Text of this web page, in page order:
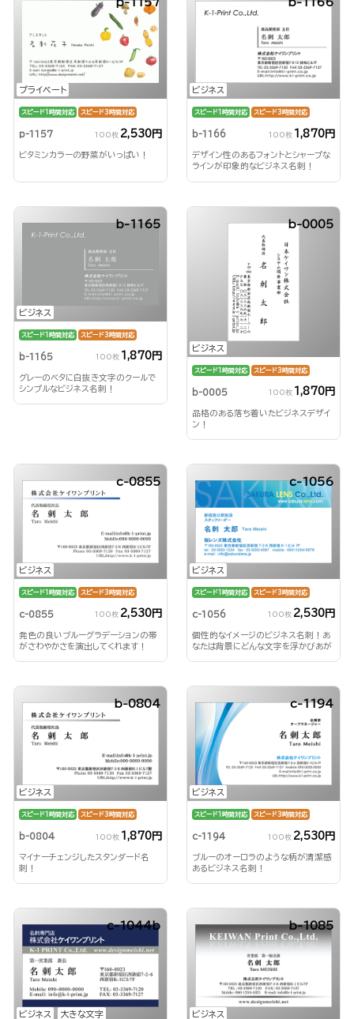
プライベート
スピード1時間対応 スピード3時間対応
p-1157 100枚 2,530円
ビタミンカラーの野菜がいっぱい！
ビジネス
スピード1時間対応 スピード3時間対応
b-1166 100枚 1,870円
デザイン性のあるフォントとシャープな
ラインが印象的なビジネス名刺！
ビジネス
b-1165
スピード1時間対応 スピード3時間対応
b-1165 100枚 1,870円
グレーのベタに白抜き文字のクールで
シンプルなビジネス名刺！
ビジネス
b-0005
スピード1時間対応 スピード3時間対応
b-0005 100枚 1,870円
品格のある落ち着いたビジネスデザイ
ン！
ビジネス
c-0855
スピード1時間対応 スピード3時間対応
c-0855 100枚 2,530円
発色の良いブルーグラデーションの帯
がさわやかさを演出してくれます！
ビジネス
c-1056
スピード1時間対応 スピード3時間対応
c-1056 100枚 2,530円
個性的なイメージのビジネス名刺！あ
なたは背景にどんな文字を浮かびあが
ビジネス
b-0804
スピード1時間対応 スピード3時間対応
b-0804 100枚 1,870円
マイナーチェンジしたスタンダード名
刺！
ビジネス
c-1194
スピード1時間対応 スピード3時間対応
c-1194 100枚 2,530円
ブルーのオーロラのような柄が清潔感
あるビジネス名刺！
ビジネス 大きな文字
c-1044b
ビジネス
b-1085